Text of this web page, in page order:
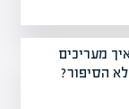
מעריכים
הסיפור?